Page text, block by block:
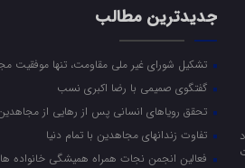
جدیدترین مطالب
تشکیل شورای غیر ملی مقاومت، تنها موفقیت
گفتگوی صمیمی با رضا اکبری نسب
تحقق رویاهای انسانی پس از رهایی از
تفاوت زندانهای مجاهدین با تمام دنیا
فعالین انجمن نجات همراه همیشگی خانواده ها